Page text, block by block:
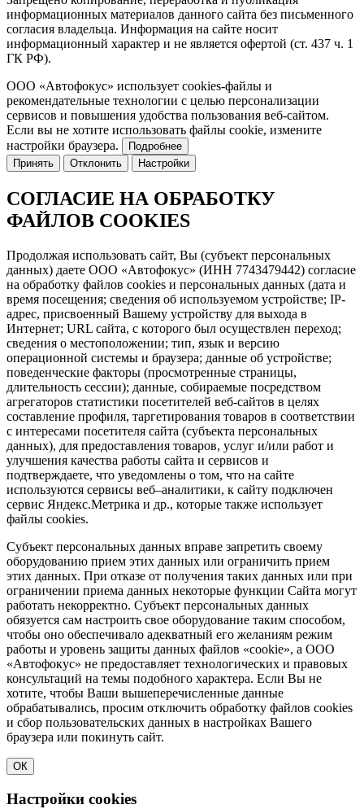
информационных материалов данного сайта без письменного
согласия владельца. Информация на сайте носит
информационный характер и не является офертой (ст. 437 ч. 1
ГК РФ).
ООО «Автофокус» использует cookies-файлы и
рекомендательные технологии с целью персонализации
сервисов и повышения удобства пользования веб-сайтом.
Если вы не хотите использовать файлы cookie, измените
настройки браузера.
Подробнее
Принять
Отклонить Настройки
СОГЛАСИЕ НА ОБРАБОТКУ
ФАЙЛОВ COOKIES
Продолжая использовать сайт, Вы (субъект персональных
данных) даете ООО «Автофокус» (ИНН 7743479442) согласие
на обработку файлов cookies и персональных данных (дата и
время посещения; сведения об используемом устройстве; IP-
адрес, присвоенный Вашему устройству для выхода в
Интернет; URL сайта, с которого был осуществлен переход;
сведения о местоположении; тип, язык и версию
операционной системы и браузера; данные об устройстве;
поведенческие факторы (просмотренные страницы,
длительность сессии); данные, собираемые посредством
агрегаторов статистики посетителей веб-сайтов в целях
составление профиля, таргетирования товаров в соответствии
с интересами посетителя сайта (субъекта персональных
данных), для предоставления товаров, услуг и/или работ и
улучшения качества работы сайта и сервисов и
подтверждаете, что уведомлены о том, что на сайте
используются сервисы веб–аналитики, к сайту подключен
сервис Яндекс.Метрика и др., которые также использует
файлы cookies.
Субъект персональных данных вправе запретить своему
оборудованию прием этих данных или ограничить прием
этих данных. При отказе от получения таких данных или при
ограничении приема данных некоторые функции Сайта могут
работать некорректно. Субъект персональных данных
обязуется сам настроить свое оборудование таким способом,
чтобы оно обеспечивало адекватный его желаниям режим
работы и уровень защиты данных файлов «cookie», а ООО
«Автофокус» не предоставляет технологических и правовых
консультаций на темы подобного характера. Если Вы не
хотите, чтобы Ваши вышеперечисленные данные
обрабатывались, просим отключить обработку файлов cookies
и сбор пользовательских данных в настройках Вашего
браузера или покинуть сайт.
ОК
Настройки cookies